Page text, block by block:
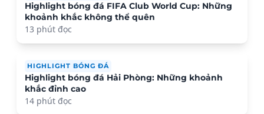
Highlight bóng đá FIFA Club World Cup: Những
khoảnh khắc không thể quên
13 phút đọc
HIGHLIGHT BÓNG ĐÁ
Highlight bóng đá Hải Phòng: Những khoảnh
khắc đỉnh cao
14 phút đọc